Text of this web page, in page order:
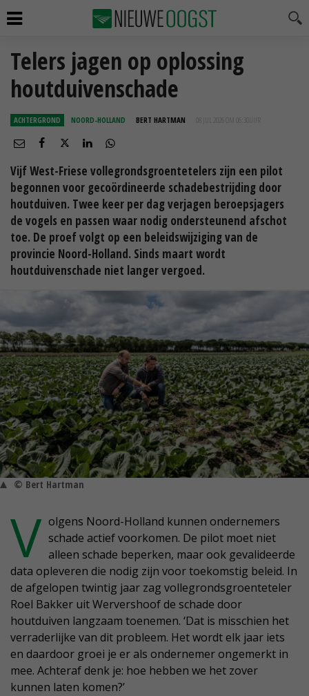
Telers jagen op oplossing
houtduivenschade
ACHTERGROND NOORD-HOLLAND BERT HARTMAN 08 JUL 2026 OM 06:30
Vijf West-Friese vollegrondsgroentetelers zijn een pilot
begonnen voor gecoördineerde schadebestrijding door
houtduiven. Twee keer per dag verjagen beroepsjagers
de vogels en passen waar nodig ondersteunend afschot
toe. De proef volgt op een beleidswijziging van de
provincie Noord-Holland. Sinds maart wordt
houtduivenschade niet langer vergoed.
© Bert Hartman
V olgens Noord-Holland kunnen ondernemers
schade actief voorkomen. De pilot moet niet
alleen schade beperken, maar ook gevalideerde
data opleveren die nodig zijn voor toekomstig beleid. In
de afgelopen twintig jaar zag vollegrondsgroenteteler
Roel Bakker uit Wervershoof de schade door
houtduiven langzaam toenemen. ‘Dat is misschien het
verraderlijke van dit probleem. Het wordt elk jaar iets
en daardoor groei je er als ondernemer ongemerkt in
mee. Achteraf denk je: hoe hebben we het zover
kunnen laten komen?’